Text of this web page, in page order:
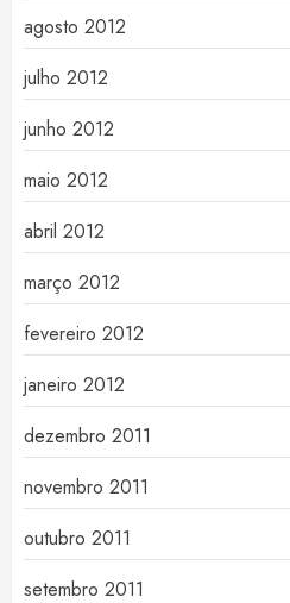
agosto 2012
julho 2012
junho 2012
maio 2012
abril 2012
março 2012
fevereiro 2012
janeiro 2012
dezembro 2011
novembro 2011
outubro 2011
setembro 2011